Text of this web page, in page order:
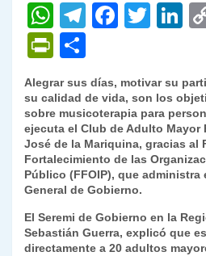
W
h
at
s
A
p
p
T
gr
a
m
F
e
b
o
o
k
T
er
Li
e
dI
n
P
nt
Fr
ie
n
dl
y
o
m
p
ar
tir
Alegrar sus días, motivar su
su calidad de vida, son los
sobre musicoterapia para
ejecuta el Club de Adulto Mayor
José de la Mariquina, gracias al
Fortalecimiento de las
Público (FFOIP), que administra
General de Gobierno.
El Seremi de Gobierno en la
Sebastián Guerra, explicó que
directamente a 20 adultos